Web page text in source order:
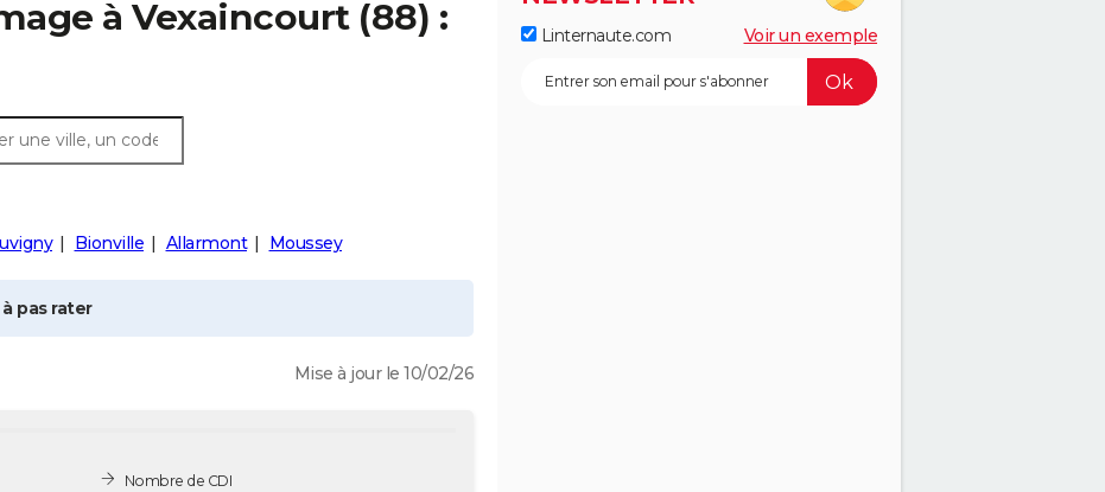
à Vexaincourt(88) :
Bionville Allarmont Moussey
pas rater
Mise à jour le 10/02/26
Nombre de CDI
Linternaute.com Voir un exemple